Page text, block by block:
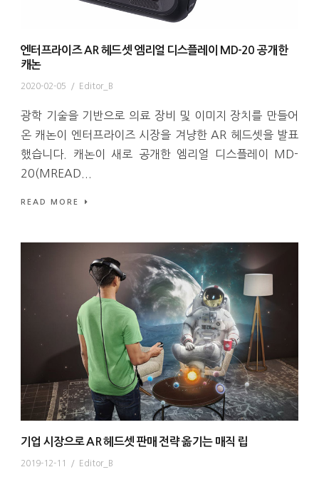
엔터프라이즈 AR 헤드셋 엠리얼 디스플레이 MD-20 공개한
캐논
2020-02-05 / Editor_B
광학 기술을 기반으로 의료 장비 및 이미지 장치를 만들어
온 캐논이 엔터프라이즈 시장을 겨냥한 AR 헤드셋을 발표
했습니다. 캐논이 새로 공개한 엠리얼 디스플레이 MD-
20(MREAD...
READ MORE
기업 시장으로 AR 헤드셋 판매 전략 옮기는 매직 립
2019-12-11 / Editor_B